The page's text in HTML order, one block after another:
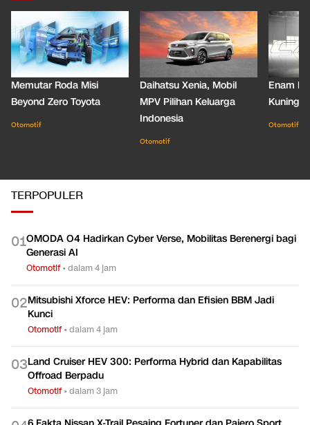
Memutar Roda Misi
Beyond Zero Toyota
Otomotif
Daihatsu Xenia, Mobil
MPV Pilihan Keluarga
Indonesia
Otomotif
Enam
Kuning
Otomotif
TERPOPULER
01OMODA O4 Hadirkan Cyber Verse, Mobilitas Berenergi bagi
Generasi AI
Otomotif•dalam 4 jam
02Mitsubishi Xforce HEV: Performa dan Efisien BBM Jadi
Kunci
Otomotif•dalam 4 jam
03Land Cruiser HEV 300: Performa Hybrid dan Kapabilitas
Offroad Berpadu
Otomotif•dalam 3 jam